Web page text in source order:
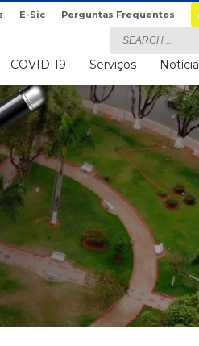
E-Sic Perguntas Frequentes
COVID-19 Serviços